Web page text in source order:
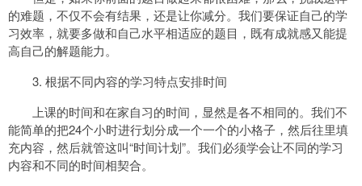
的难题，不仅不会有结果，还是让你减分。我们要保证自己的学
习效率，就要多做和自己水平相适应的题目，既有成就感又能提
高自己的解题能力。
3. 根据不同内容的学习特点安排时间
上课的时间和在家自习的时间，显然是各不相同的。我们不
能简单的把24个小时进行划分成一个一个的小格子，然后往里填
充内容，然后就管这叫“时间计划”。我们必须学会让不同的学习
内容和不同的时间相契合。